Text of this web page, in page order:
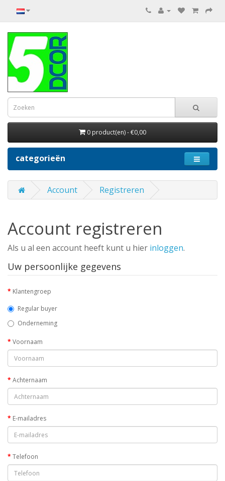
0 product(en) - €0,00
categorieën
Account Registreren
Account registreren
Als u al een account heeft kunt u hier inloggen.
Uw persoonlijke gegevens
Klantengroep
Regular buyer
Onderneming
Voornaam
Achternaam
E-mailadres
Telefoon